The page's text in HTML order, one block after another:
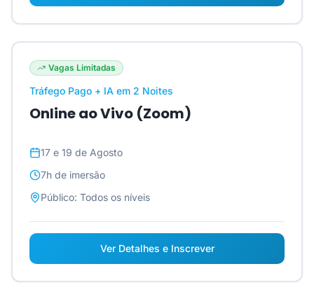
Vagas Limitadas
Tráfego Pago + IA em 2 Noites
Online ao Vivo (Zoom)
17 e 19 de Agosto
7h de imersão
Público: Todos os níveis
Ver Detalhes e Inscrever